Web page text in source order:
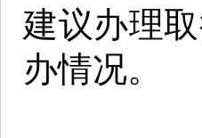
建议办理
办情况。